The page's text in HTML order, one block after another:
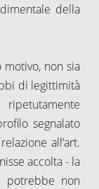
della
motivo, non sia
di legittimità
segnalato
all’art.
accolta - la
potrebbe non